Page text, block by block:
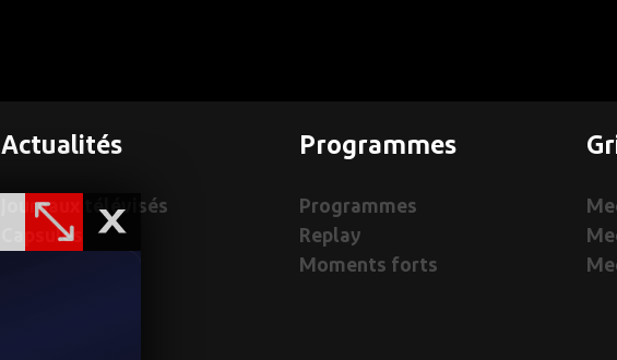
Actualités
Journaux télévisés
Capsules
Programmes
Programmes
Replay
Moments forts